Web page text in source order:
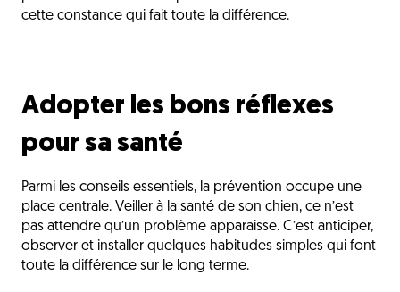
cette constance qui fait toute la différence.
Adopter les bons réflexes
pour sa santé
Parmi les conseils essentiels, la prévention occupe une
place centrale. Veiller à la santé de son chien, ce n’est
pas attendre qu’un problème apparaisse. C’est anticiper,
observer et installer quelques habitudes simples qui font
toute la différence sur le long terme.